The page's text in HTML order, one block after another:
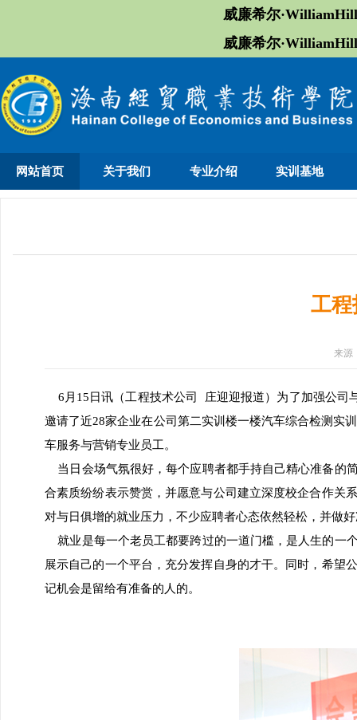
威廉希尔
威廉希尔
网站首页 关于我们 专业介绍 实训基地
工
来源
6月15日讯（工程技术公司 庄迎迎报道）为了加强公司
邀请了近28家企业在公司第二实训楼一楼汽车综合检测实
车服务与营销专业员工。
当日会场气氛很好，每个应聘者都手持自己精心准备的
合素质纷纷表示赞赏，并愿意与公司建立深度校企合作关
对与日俱增的就业压力，不少应聘者心态依然轻松，并做
就业是每一个老员工都要跨过的一道门槛，是人生的一
展示自己的一个平台，充分发挥自身的才干。同时，希望
记机会是留给有准备的人的。